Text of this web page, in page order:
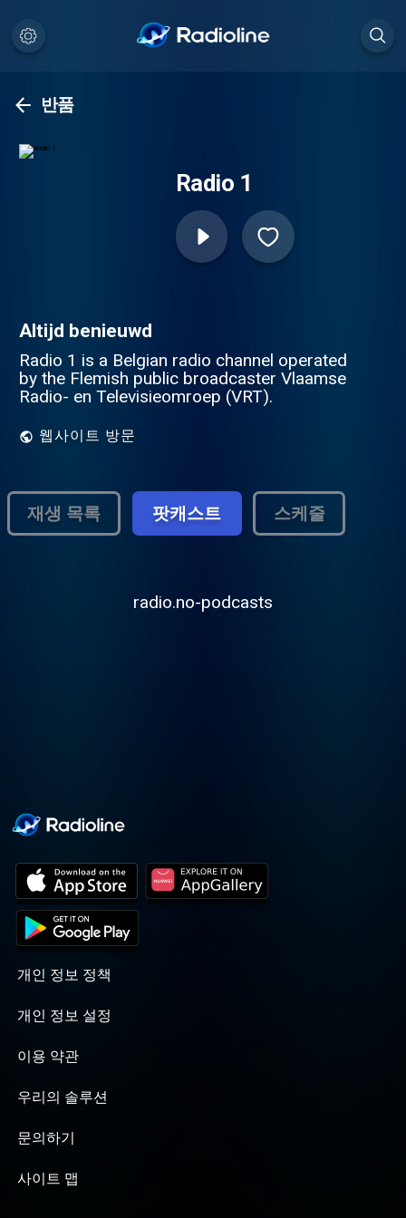
반품
Radio 1
Altijd benieuwd
Radio 1 is a Belgian radio channel operated
by the Flemish public broadcaster Vlaamse
Radio- en Televisieomroep (VRT).
웹사이트 방문
재생 목록 팟캐스트 스케줄
radio.no-podcasts
개인 정보 정책
개인 정보 설정
이용 약관
우리의 솔루션
문의하기
사이트 맵